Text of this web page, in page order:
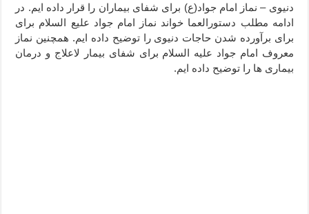
دعای ابودردا برای در امان ماندن از بلا – دعای ایمنی از سوختن
دنیوی – نماز امام جواد(ع) برای شفای بیماران را قرار داده ایم. در
ادامه مطلب دستورالعما خواند نماز امام جواد علیع السلام برای
برای برآورده شدن حاجات دنیوی را توضیح داده ایم. همچنین نماز
معروف امام جواد علیه السلام برای شفای بیمار لاعلاج و درمان
بیماری ها را توضیح داده ایم.